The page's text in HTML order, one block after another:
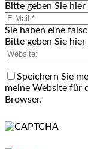
Bitte geben Sie
Sie haben eine
Bitte geben Sie
Speichern Sie
meine Website für
Browser.